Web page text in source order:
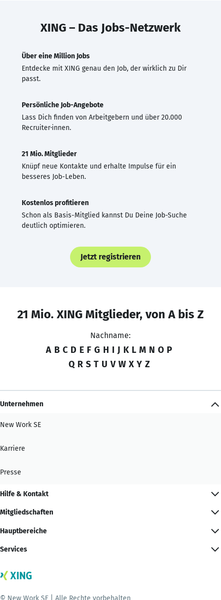
XING – Das Jobs-Netzwerk
Über eine Million Jobs
Entdecke mit XING genau den Job, der wirklich zu Dir
passt.
Persönliche Job-Angebote
Lass Dich finden von Arbeitgebern und über 20.000
Recruiter·innen.
21 Mio. Mitglieder
Knüpf neue Kontakte und erhalte Impulse für ein
besseres Job-Leben.
Kostenlos profitieren
Schon als Basis-Mitglied kannst Du Deine Job-Suche
deutlich optimieren.
Jetzt registrieren
21 Mio. XING Mitglieder, von A bis Z
Nachname:
A B C D E F G H I J K L M N O P
Q R S T U V W X Y Z
Unternehmen
New Work SE
Karriere
Presse
Hilfe & Kontakt
Mitgliedschaften
Hauptbereiche
Services
© New Work SE | Alle Rechte vorbehalten